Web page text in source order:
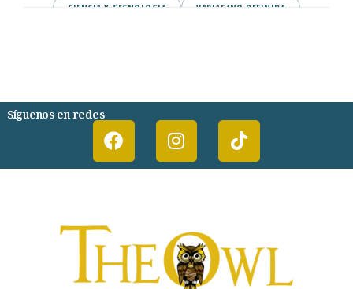
CIENCIA Y TECNOLOGIA VARIAS/NO DEFINIDA
Síguenos en redes